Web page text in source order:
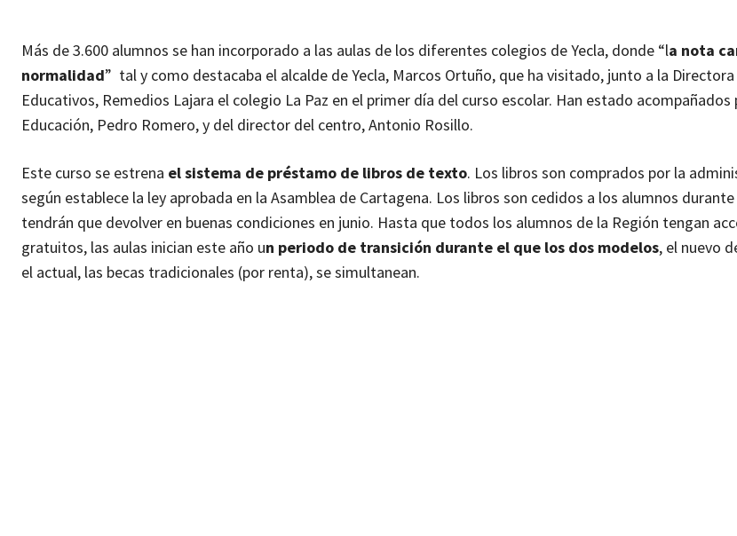
Más de 3.600 alumnos se han incorporado a las aulas de los diferentes colegios de Yecla, donde “la nota
normalidad” tal y como destacaba el alcalde de Yecla, Marcos Ortuño, que ha visitado, junto a la
Educativos, Remedios Lajara el colegio La Paz en el primer día del curso escolar. Han estado acompañados
Educación, Pedro Romero, y del director del centro, Antonio Rosillo.
Este curso se estrena el sistema de préstamo de libros de texto. Los libros son comprados por la
según establece la ley aprobada en la Asamblea de Cartagena. Los libros son cedidos a los alumnos
tendrán que devolver en buenas condiciones en junio. Hasta que todos los alumnos de la Región tengan
gratuitos, las aulas inician este año un periodo de transición durante el que los dos modelos, el nuevo
el actual, las becas tradicionales (por renta), se simultanean.